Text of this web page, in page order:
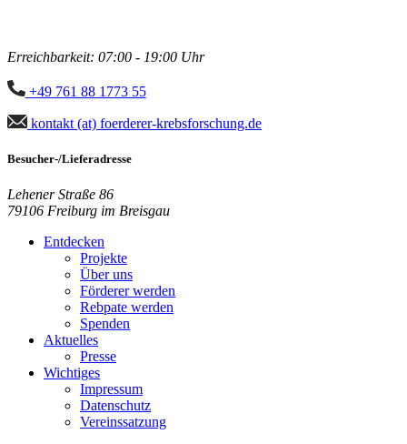
Erreichbarkeit: 07:00 - 19:00 Uhr
+49 761 88 1773 55
kontakt (at) foerderer-krebsforschung.de
Besucher-/Lieferadresse
Lehener Straße 86
79106 Freiburg im Breisgau
Entdecken
Projekte
Über uns
Förderer werden
Rebpate werden
Spenden
Aktuelles
Presse
Wichtiges
Impressum
Datenschutz
Vereinssatzung